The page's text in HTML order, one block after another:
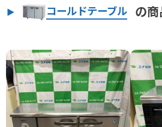
コールドテーブル の